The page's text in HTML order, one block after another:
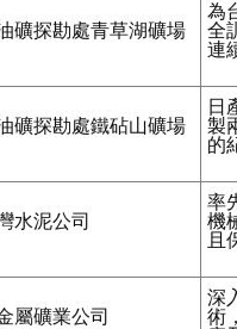
礦探勘處青草湖礦場
為
全
連
礦探勘處鐵砧山礦場
日
製
的
水泥公司
率
機
且
屬礦業公司
深
術